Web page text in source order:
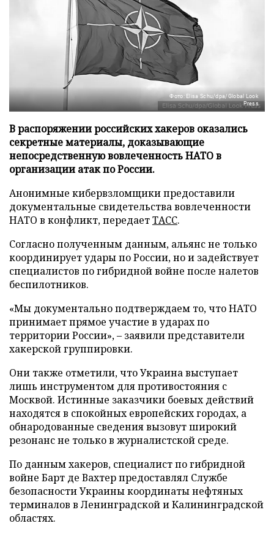
Фото: Elisa Schu/dpa/Global Look
Press
В распоряжении российских хакеров оказались
секретные материалы, доказывающие
непосредственную вовлеченность НАТО в
организации атак по России.
Анонимные кибервзломщики предоставили
документальные свидетельства вовлеченности
НАТО в конфликт, передаетТАСС.
Согласно полученным данным, альянс не только
координирует удары по России, но и задействует
специалистов по гибридной войне после налетов
беспилотников.
«Мы документально подтверждаем то, что НАТО
принимает прямое участие в ударах по
территории России», – заявили представители
хакерской группировки.
Они также отметили, что Украина выступает
лишь инструментом для противостояния с
Москвой. Истинные заказчики боевых действий
находятся в спокойных европейских городах, а
обнародованные сведения вызовут широкий
резонанс не только в журналистской среде.
По данным хакеров, специалист по гибридной
войне Барт де Вахтер предоставлял Службе
безопасности Украины координаты нефтяных
терминалов в Ленинградской и Калининградской
областях.